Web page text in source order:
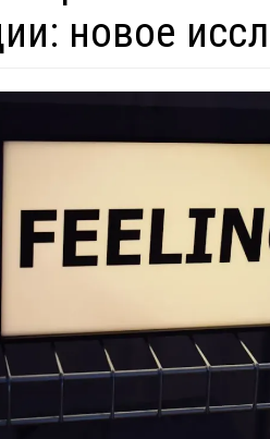
новое